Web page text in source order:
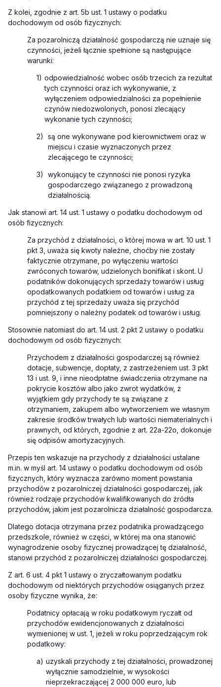
Z kolei, zgodnie z art. 5b ust. 1 ustawy o podatku
dochodowym od osób fizycznych:
Za pozarolniczą działalność gospodarczą nie uznaje się
czynności, jeżeli łącznie spełnione są następujące
warunki:
1) odpowiedzialność wobec osób trzecich za rezultat
tych czynności oraz ich wykonywanie, z
wyłączeniem odpowiedzialności za popełnienie
czynów niedozwolonych, ponosi zlecający
wykonanie tych czynności;
2)
są one wykonywane pod kierownictwem oraz w
miejscu i czasie wyznaczonych przez
zlecającego te czynności;
3)
wykonujący te czynności nie ponosi ryzyka
gospodarczego związanego z prowadzoną
działalnością.
Jak stanowi art. 14 ust. 1 ustawy o podatku dochodowym od
osób fizycznych:
Za przychód z działalności, o której mowa w art. 10 ust. 1
pkt 3, uważa się kwoty należne, choćby nie zostały
faktycznie otrzymane, po wyłączeniu wartości
zwróconych towarów, udzielonych bonifikat i skont. U
podatników dokonujących sprzedaży towarów i usług
opodatkowanych podatkiem od towarów i usług za
przychód z tej sprzedaży uważa się przychód
pomniejszony o należny podatek od towarów i usług.
Stosownie natomiast do art. 14 ust. 2 pkt 2 ustawy o podatku
dochodowym od osób fizycznych:
Przychodem z działalności gospodarczej są również
dotacje, subwencje, dopłaty, z zastrzeżeniem ust. 3 pkt
13 i ust. 9, i inne nieodpłatne świadczenia otrzymane na
pokrycie kosztów albo jako zwrot wydatków, z
wyjątkiem gdy przychody te są związane z
otrzymaniem, zakupem albo wytworzeniem we własnym
zakresie środków trwałych lub wartości niematerialnych i
prawnych, od których, zgodnie z art. 22a-22o dokonuje
się odpisów amortyzacyjnych.
Przepis ten wskazuje na przychody z działalności ustalane
m.in. w myśl art. 14 ustawy o podatku dochodowym od osób
fizycznych, który wyznacza zarówno moment powstania
przychodów z pozarolniczej działalności gospodarczej, jak
również rodzaje przychodów kwalifikowanych do źródła
przychodów, jakim jest pozarolnicza działalność gospodarcza.
Dlatego dotacja otrzymana przez podatnika prowadzącego
przedszkole, również w części, w której ma ona stanowić
wynagrodzenie osoby fizycznej prowadzącej tę działalność
stanowi przychód z pozarolniczej działalności gospodarczej.
Z art. 6 ust. 4 pkt 1 ustawy o zryczałtowanym podatku
dochodowym od niektórych przychodów osiąganych przez
osoby fizyczne wynika, że:
Podatnicy opłacają w roku podatkowym ryczałt od
przychodów ewidencjonowanych z działalności
wymienionej w ust. 1, jeżeli w roku poprzedzającym rok
podatkowy:
a) uzyskali przychody z tej działalności, prowadzonej
wyłącznie samodzielnie, w wysokości
nieprzekraczającej 2 000 000 euro, lub